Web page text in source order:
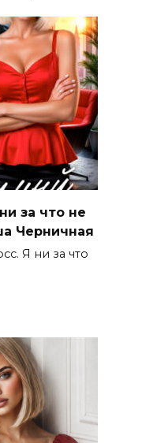
за что не
Черничная
Я ни за что